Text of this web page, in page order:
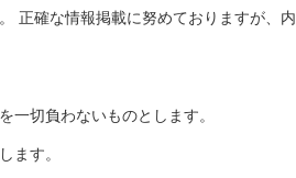
正確な情報掲載に努めておりますが、内
一切負わないものとします。
ます。